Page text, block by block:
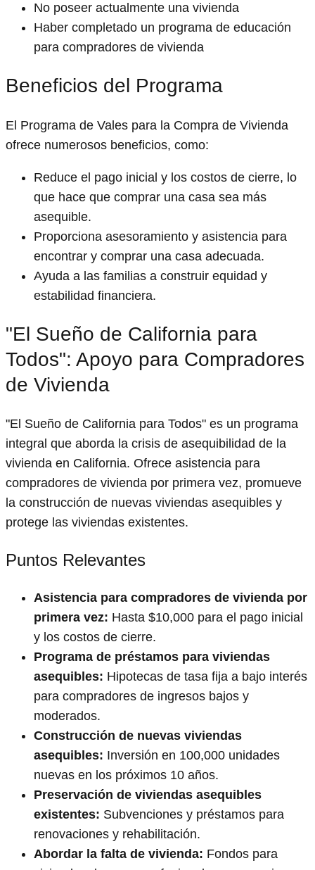
No poseer actualmente una vivienda
Haber completado un programa de educación
para compradores de vivienda
Beneficios del Programa
El Programa de Vales para la Compra de Vivienda
ofrece numerosos beneficios, como:
Reduce el pago inicial y los costos de cierre, lo
que hace que comprar una casa sea más
asequible.
Proporciona asesoramiento y asistencia para
encontrar y comprar una casa adecuada.
Ayuda a las familias a construir equidad y
estabilidad financiera.
"El Sueño de California para
Todos": Apoyo para Compradores
de Vivienda
"El Sueño de California para Todos" es un programa
integral que aborda la crisis de asequibilidad de la
vivienda en California. Ofrece asistencia para
compradores de vivienda por primera vez, promueve
la construcción de nuevas viviendas asequibles y
protege las viviendas existentes.
Puntos Relevantes
Asistencia para compradores de vivienda por
primera vez: Hasta $10,000 para el pago inicial
y los costos de cierre.
Programa de préstamos para viviendas
asequibles: Hipotecas de tasa fija a bajo interés
para compradores de ingresos bajos y
moderados.
Construcción de nuevas viviendas
asequibles: Inversión en 100,000 unidades
nuevas en los próximos 10 años.
Preservación de viviendas asequibles
existentes: Subvenciones y préstamos para
renovaciones y rehabilitación.
Abordar la falta de vivienda: Fondos para